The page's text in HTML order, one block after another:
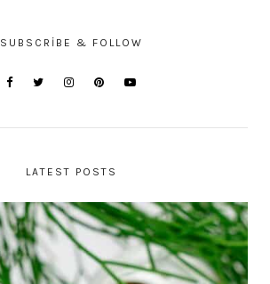
SUBSCRIBE & FOLLOW
LATEST POSTS